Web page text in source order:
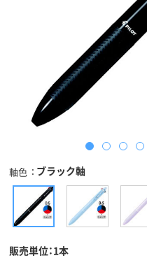
軸色 ブラック軸
販売単位：1本